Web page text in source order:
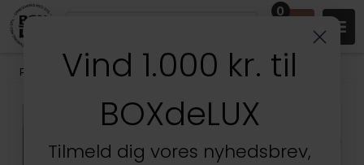
0
Produkter /Opbevaring - Vælg materiale/ AKRYL - Kasser & æsker
Kun hos BOXdeLUX
Vind 1.000 kr. til
BOXdeLUX
Tilmeld dig vores nyhedsbrev,